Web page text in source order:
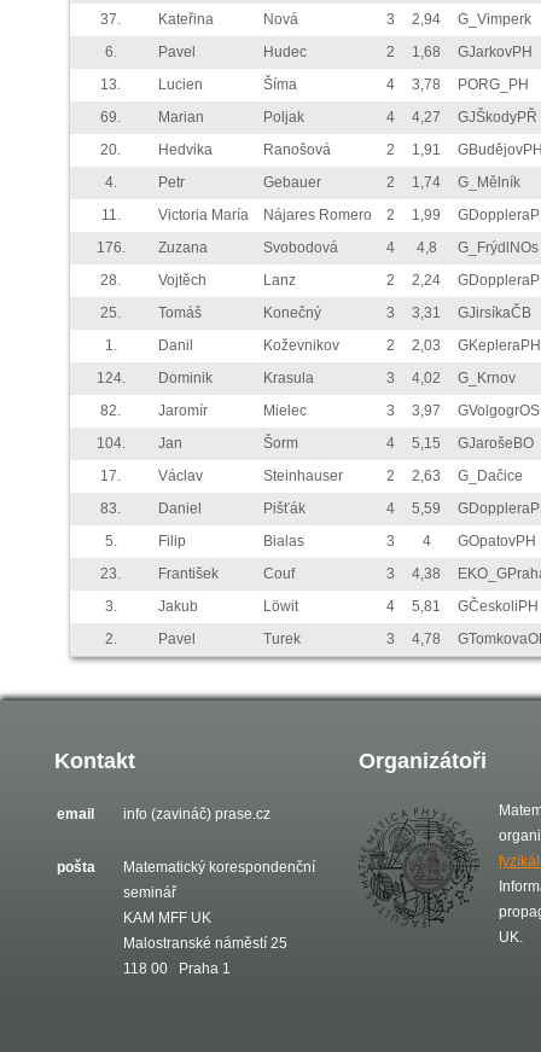
37. Kateřina Nová 3 2,94
G_Vimperk
6.
Pavel Hudec 2 1,68
GJarkovPH
13.
Lucien Šíma 4 3,78
PORG_PH
69.
Marian Poljak 4 4,27
GJŠkodyPŘ
20.
Hedvika Ranošová 2 1,91
4.
Petr Gebauer 2 1,74
G_Mělník
11.
Victoria María Nájares Romero 2 1,99
176.
Zuzana Svobodová 4 4,8
G_FrýdlNOs
28.
Vojtěch Lanz 2 2,24
25.
Tomáš Konečný 3 3,31
GJirsíkaČB
1.
Danil Koževnikov 2 2,03
GKepleraPH
124.
Dominik Krasula 3 4,02
G_Krnov
82.
Jaromír Mielec 3 3,97
GVolgogrOS
104.
Jan Šorm 4 5,15
GJarošeBO
17.
Václav Steinhauser 2 2,63
G_Dačice
83.
Daniel Pišťák 4 5,59
5.
Filip Bialas 3 4
GOpatovPH
23.
František Couf 3 4,38
3.
Jakub Löwit 4 5,81
GČeskoliPH
2.
Pavel Turek 3 4,78
Kontakt
email info (zavináč) prase.cz
pošta
Matematický korespondenční
seminář
KAM MFF UK
Malostranské náměstí 25
118 00 Praha 1
Organizátoři
UK.